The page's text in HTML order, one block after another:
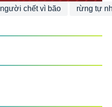
người chết vì bão rừng tự